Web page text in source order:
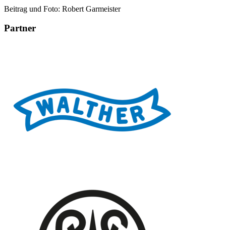
Beitrag und Foto: Robert Garmeister
Partner